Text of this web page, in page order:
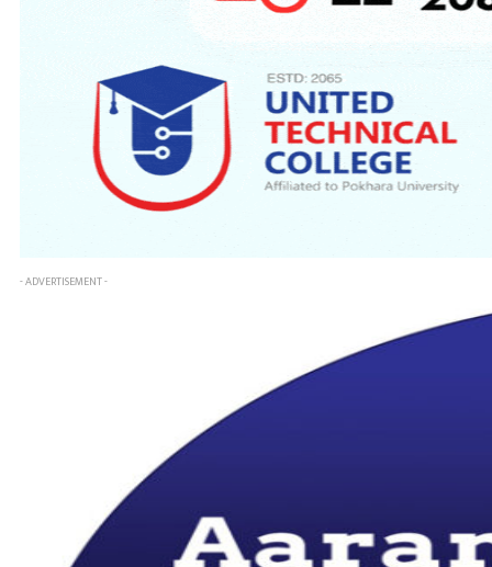
- ADVERTISEMENT -